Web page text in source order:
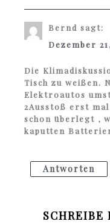
Bernd sagt:
Dezember
Die
Tisch zu weißen.
Elektroautos
2Ausstoß erst
schon überlegt ,
kaputten
Antworten
SCHREIBE